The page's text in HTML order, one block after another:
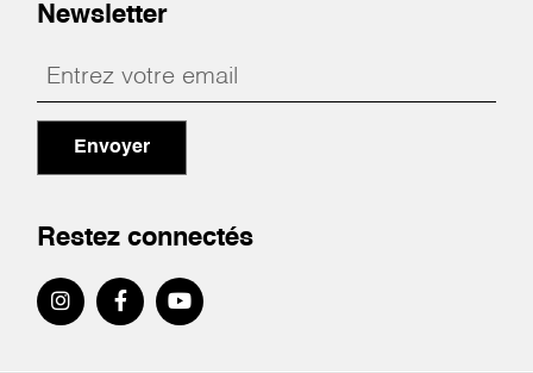
Newsletter
Envoyer
Restez connectés